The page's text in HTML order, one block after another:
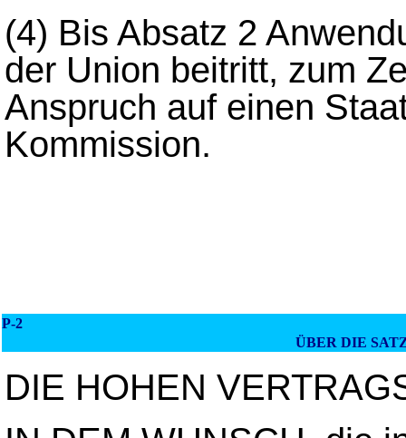
(4) Bis Absatz 2
der Union beitritt, zum
Anspruch auf einen
Kommission.
P-2
ÜBER DIE
DIE HOHEN